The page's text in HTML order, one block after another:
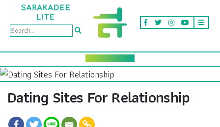
Dating Sites For Relationship